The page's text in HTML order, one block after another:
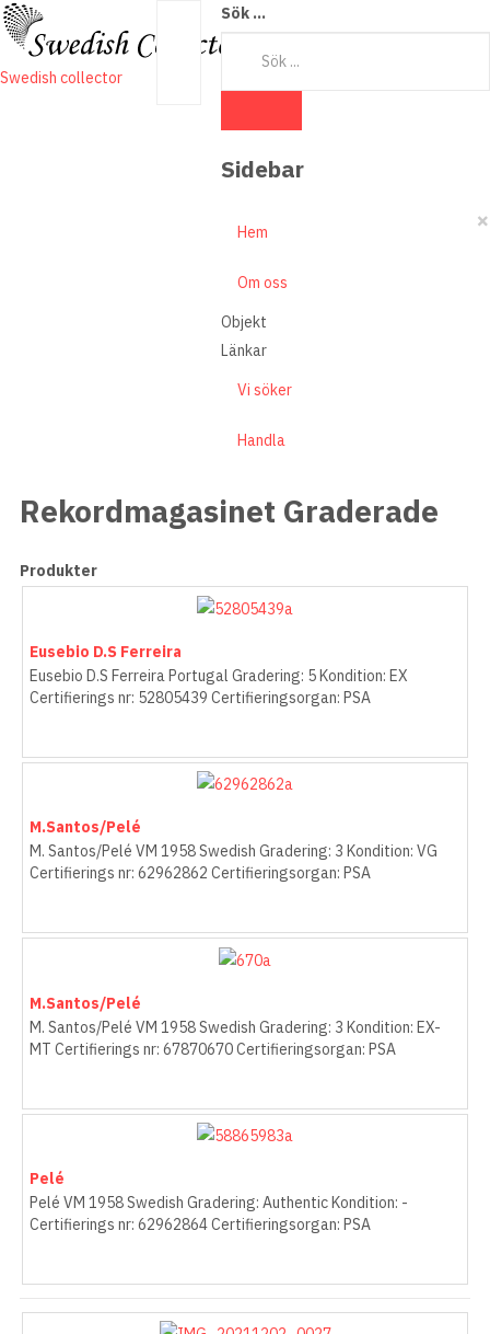
Swedish collector
Sök ...
Sidebar
×
Hem
Om oss
Objekt
Länkar
Vi söker
Handla
Rekordmagasinet Graderade
Produkter
Eusebio D.S Ferreira
Eusebio D.S Ferreira Portugal Gradering: 5 Kondition: EX
Certifierings nr: 52805439 Certifieringsorgan: PSA
M.Santos/Pelé
M. Santos/Pelé VM 1958 Swedish Gradering: 3 Kondition: VG
Certifierings nr: 62962862 Certifieringsorgan: PSA
M.Santos/Pelé
M. Santos/Pelé VM 1958 Swedish Gradering: 3 Kondition: EX-
MT Certifierings nr: 67870670 Certifieringsorgan: PSA
Pelé
Pelé VM 1958 Swedish Gradering: Authentic Kondition: -
Certifierings nr: 62962864 Certifieringsorgan: PSA